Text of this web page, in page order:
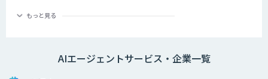
て進化するなど、生成AIよりも一歩進んだ技術を持つAIエージェントは、
ェントを取り入れることで、自社における人的リソースの最適化やコスト
もっと見る
AIエージェントサービス・企業一覧